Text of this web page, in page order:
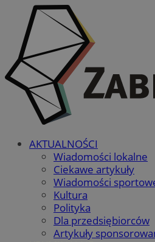
AKTUALNOŚCI
Wiadomości lokalne
Ciekawe artykuły
Wiadomości
Kultura
Polityka
Dla przedsiębiorców
Artykuły